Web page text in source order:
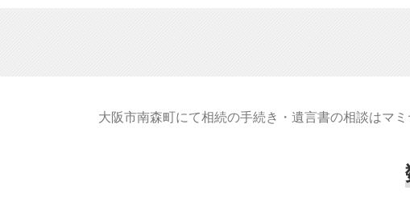
大阪市南森町にて相続の手続き・遺言書の相談はマミ